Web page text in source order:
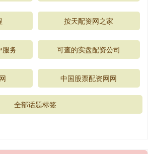
按天配资网之家
服务 可查的实盘配资公司
中国股票配资网网
全部话题标签